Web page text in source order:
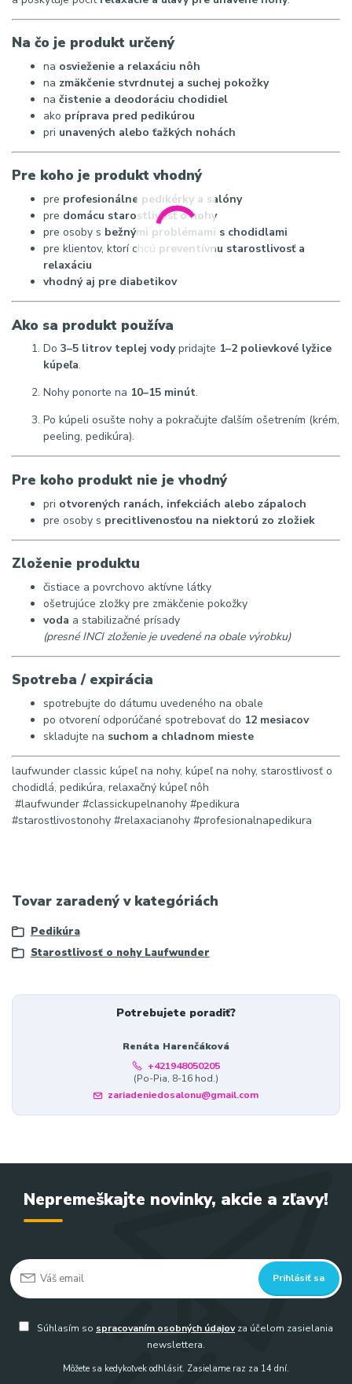
Na čo je produkt určený
na osvieženie a relaxáciu nôh
na zmäkčenie stvrdnutej a suchej pokožky
na čistenie a deodoráciu chodidiel
ako príprava pred pedikúrou
pri unavených alebo ťažkých nohách
Pre koho je produkt vhodný
pre profesionálne pedikérky a salóny
pre domácu starostlivosť o nohy
pre osoby s bežnými problémami s chodidlami
pre klientov, ktorí chcú preventívnu starostlivosť a
relaxáciu
vhodný aj pre diabetikov
Ako sa produkt používa
Do 3–5 litrov teplej vodypridajte 1–2 polievkové lyžice
kúpeľa.
Nohy ponorte na 10–15 minút.
Po kúpeli osušte nohy a pokračujte ďalším ošetrením (krém,
peeling, pedikúra).
Pre koho produkt nie je vhodný
pri otvorených ranách, infekciách alebo zápaloch
pre osoby s precitlivenosťou na niektorú zo zložiek
Zloženie produktu
čistiace a povrchovo aktívne látky
ošetrujúce zložky pre zmäkčenie pokožky
voda a stabilizačné prísady
(presné INCI zloženie je uvedené na obale výrobku)
Spotreba / expirácia
spotrebujte do dátumu uvedeného na obale
po otvorení odporúčané spotrebovať do 12 mesiacov
skladujte na suchom a chladnom mieste
laufwunder classic kúpeľ na nohy, kúpeľ na nohy, starostlivosť o
chodidlá, pedikúra, relaxačný kúpeľ nôh
#laufwunder #classickupelnanohy #pedikura
#starostlivostonohy #relaxacianohy #profesionalnapedikura
Tovar zaradený v kategóriách
Pedikúra
Starostlivosť o nohy Laufwunder
Potrebujete poradiť?
Renáta Harenčáková
+421948050205
(Po-Pia, 8-16 hod.)
zariadeniedosalonu@gmail.com
Nepremeškajte novinky, akcie a zľavy!
Prihlásiť sa
Súhlasím so spracovaním osobných údajovza účelom zasielania
newslettera.
Môžete sa kedykoľvek odhlásiť. Zasielame raz za 14 dní.